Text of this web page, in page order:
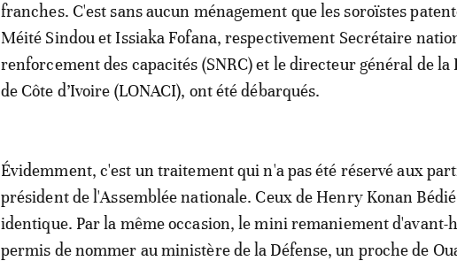
franches. C'est sans aucun ménagement que les soroïstes
Méité Sindou et Issiaka Fofana, respectivement Secrétaire
renforcement des capacités (SNRC) et le directeur général de
de Côte d’Ivoire (LONACI), ont été débarqués.
Évidemment, c'est un traitement qui n'a pas été réservé aux
président de l'Assemblée nationale. Ceux de Henry Konan
identique. Par la même occasion, le mini remaniement
permis de nommer au ministère de la Défense, un proche de